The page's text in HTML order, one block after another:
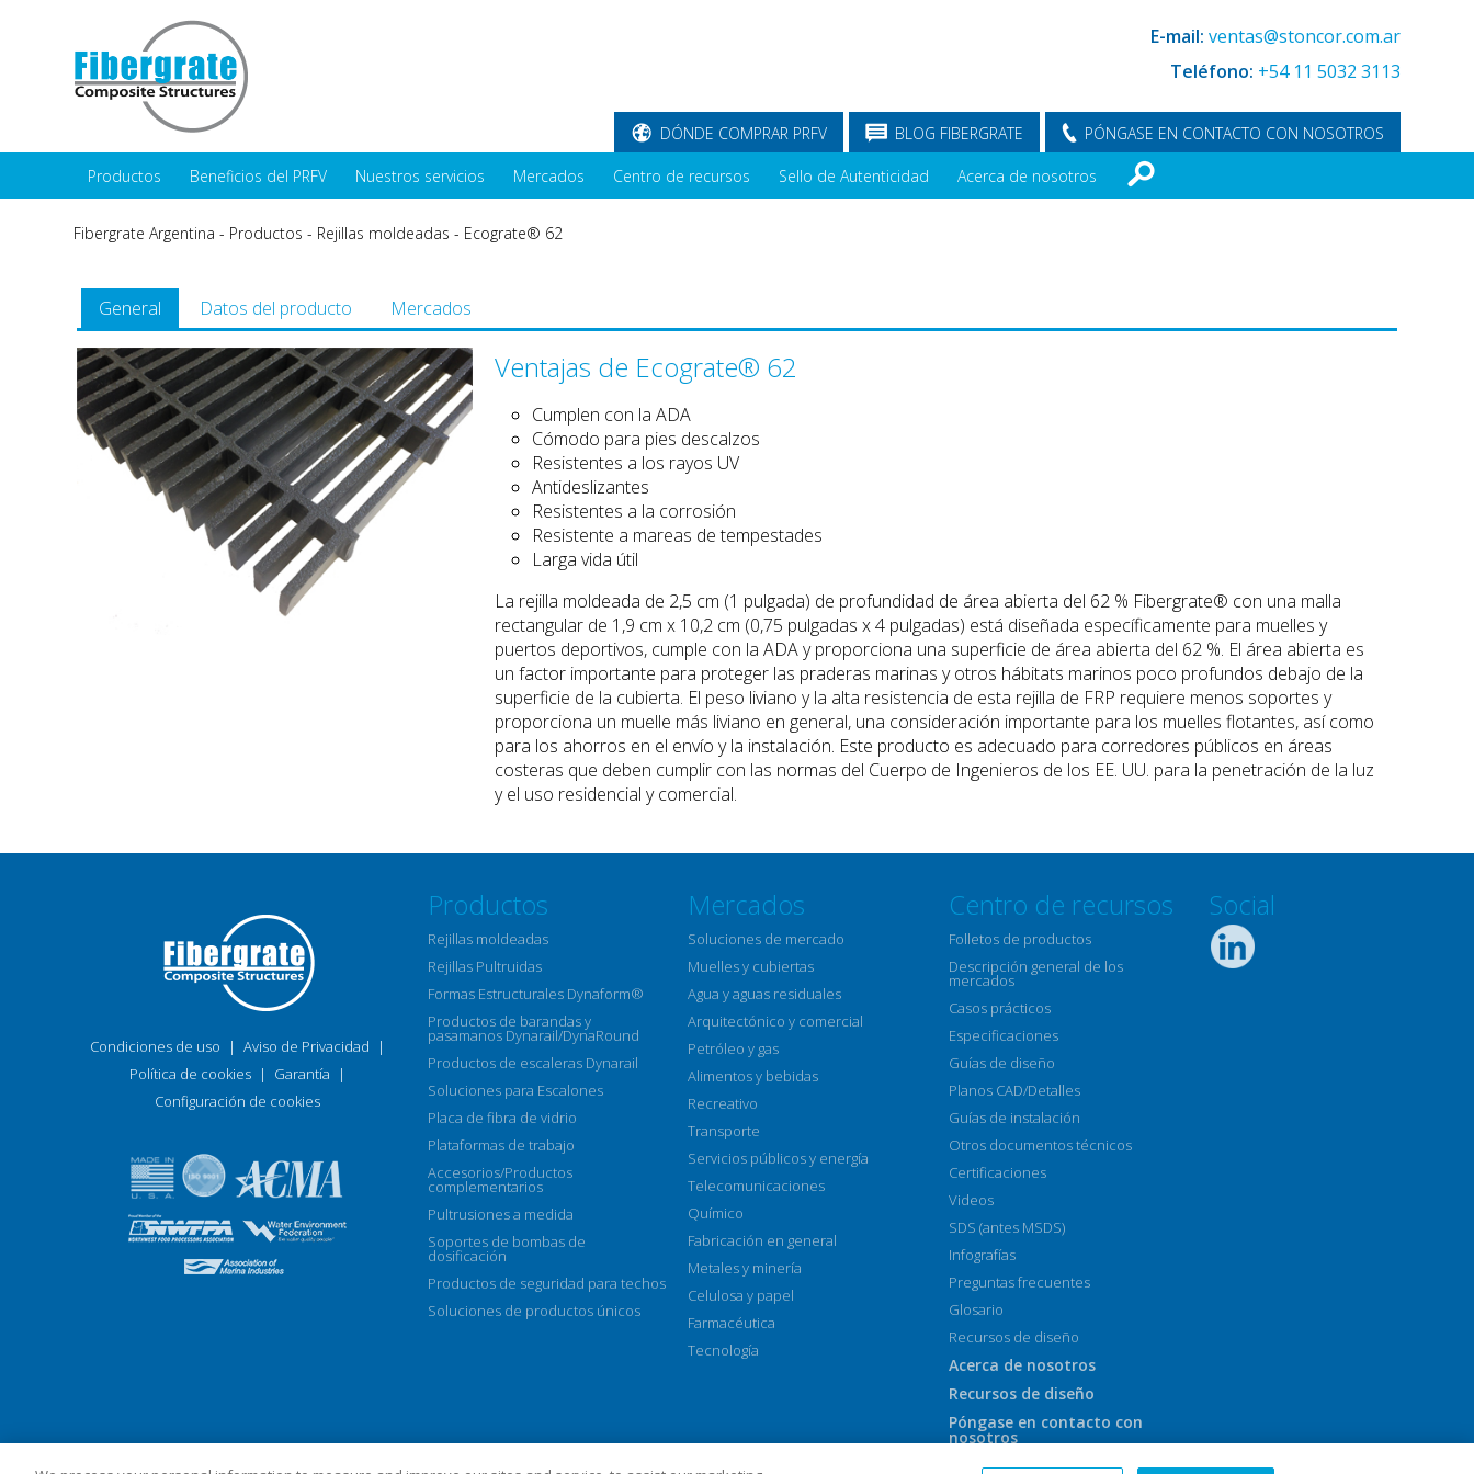
E-mail: ventas@stoncor.com.ar
Teléfono: +54 11 5032 3113
PÓNGASE EN CONTACTO CON NOSOTROS
BLOG FIBERGRATE
DÓNDE COMPRAR PRFV
Productos Beneficios del PRFV Nuestros servicios Mercados Centro de recursos Sello de Autenticidad Acerca de nosotros
Fibergrate Argentina - Productos - Rejillas moldeadas - Ecograte® 62
General Datos del producto Mercados
Ventajas de Ecograte® 62
Cumplen con la ADA
Cómodo para pies descalzos
Resistentes a los rayos UV
Antideslizantes
Resistentes a la corrosión
Resistente a mareas de tempestades
Larga vida útil
La rejilla moldeada de 2,5 cm (1 pulgada) de profundidad de área abierta del 62 % Fibergrate® con una malla
rectangular de 1,9 cm x 10,2 cm (0,75 pulgadas x 4 pulgadas) está diseñada específicamente para muelles y
puertos deportivos, cumple con la ADA y proporciona una superficie de área abierta del 62 %. El área abierta es
un factor importante para proteger las praderas marinas y otros hábitats marinos poco profundos debajo de la
superficie de la cubierta. El peso liviano y la alta resistencia de esta rejilla de FRP requiere menos soportes y
proporciona un muelle más liviano en general, una consideración importante para los muelles flotantes, así como
para los ahorros en el envío y la instalación. Este producto es adecuado para corredores públicos en áreas
costeras que deben cumplir con las normas del Cuerpo de Ingenieros de los EE. UU. para la penetración de la luz
y el uso residencial y comercial.
Condiciones de uso | Aviso de Privacidad
|
Política de cookies | Garantía
|
Configuración de cookies
Productos
Rejillas moldeadas
Rejillas Pultruidas
Formas Estructurales Dynaform®
Productos de barandas y
pasamanos Dynarail/DynaRound
Productos de escaleras Dynarail
Soluciones para Escalones
Placa de fibra de vidrio
Plataformas de trabajo
Accesorios/Productos
complementarios
Pultrusiones a medida
Soportes de bombas de
dosificación
Productos de seguridad para techos
Soluciones de productos únicos
Mercados
Soluciones de mercado
Muelles y cubiertas
Agua y aguas residuales
Arquitectónico y comercial
Petróleo y gas
Alimentos y bebidas
Recreativo
Transporte
Servicios públicos y energía
Telecomunicaciones
Químico
Fabricación en general
Metales y minería
Celulosa y papel
Farmacéutica
Tecnología
Centro de recursos
Folletos de productos
Descripción general de los
mercados
Casos prácticos
Especificaciones
Guías de diseño
Planos CAD/Detalles
Guías de instalación
Otros documentos técnicos
Certificaciones
Videos
SDS (antes MSDS)
Infografías
Preguntas frecuentes
Glosario
Recursos de diseño
Acerca de nosotros
Recursos de diseño
Póngase en contacto con
nosotros
Dónde comprar
Social